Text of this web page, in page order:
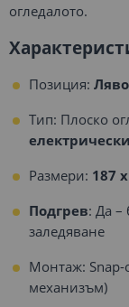
огледалото.
Позиция: Ляво
Тип: Плоско
Размери: 187
Подгрев: Да –
заледяване
Монтаж:
механизъм)